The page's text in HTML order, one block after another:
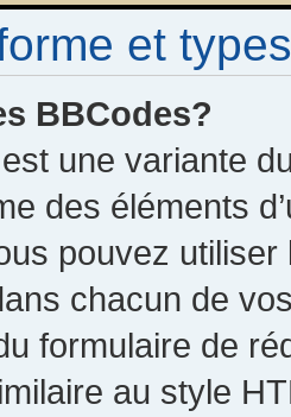
et
BBCodes?
une variante
des éléments
pouvez
chacun de
formulaire de
au style